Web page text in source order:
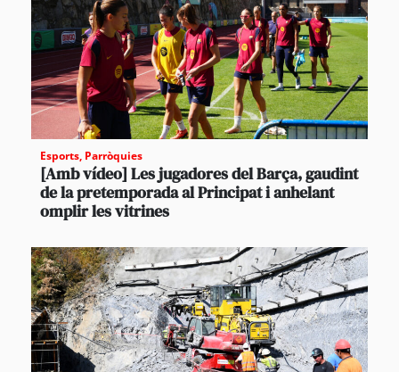
Esports, Parròquies
[Amb vídeo] Les jugadores del Barça, gaudint
de la pretemporada al Principat i anhelant
omplir les vitrines